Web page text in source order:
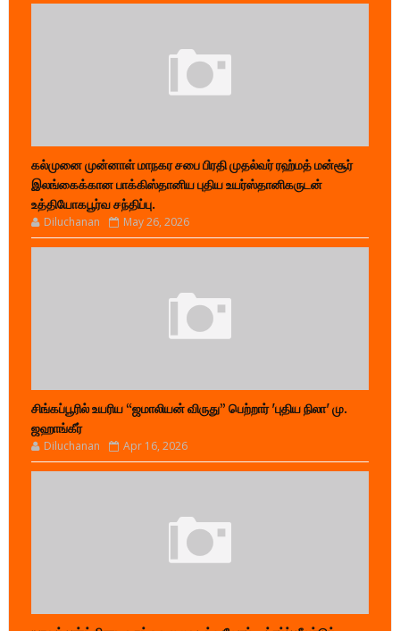
கல்முனை முன்னாள் மாநகர சபை பிரதி முதல்வர் ரஹ்மத் மன்சூர்
இலங்கைக்கான பாக்கிஸ்தானிய புதிய உயர்ஸ்தானிகருடன்
உத்தியோகபூர்வ சந்திப்பு.
Diluchanan May 26, 2026
சிங்கப்பூரில் உயரிய “ஜமாலியன் விருது” பெற்றார் 'புதிய நிலா' மு.
ஜஹாங்கீர்
Diluchanan Apr 16, 2026